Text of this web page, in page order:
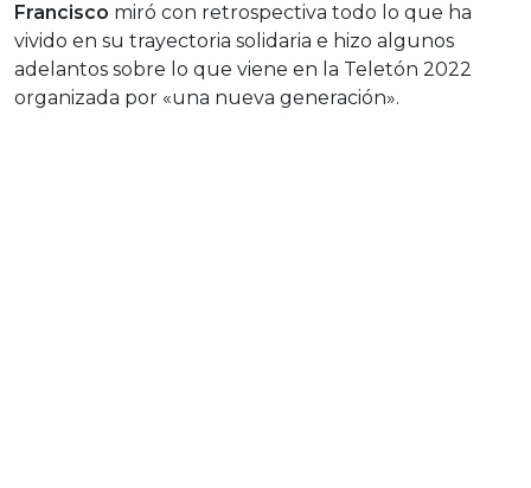
Francisco miró con retrospectiva todo lo que ha
vivido en su trayectoria solidaria e hizo algunos
adelantos sobre lo que viene en la Teletón 2022
organizada por «una nueva generación».